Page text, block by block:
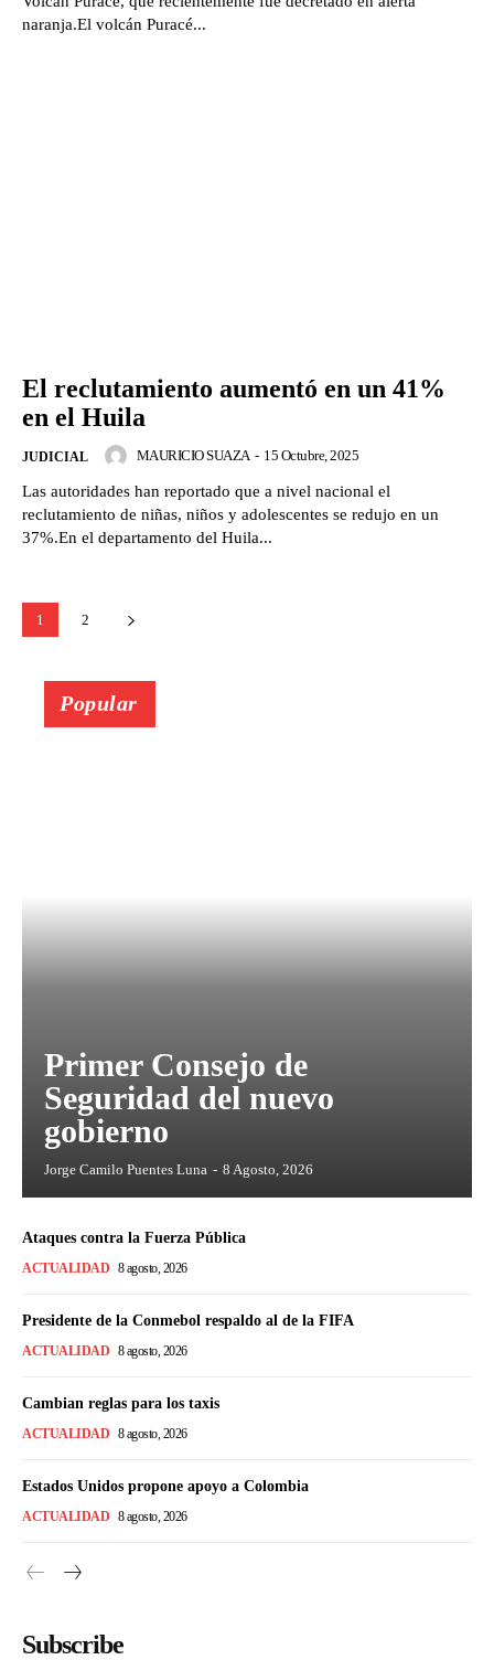
naranja.El volcán Puracé...
El reclutamiento aumentó en un 41%
en el Huila
JUDICIAL MAURICIO SUAZA - 15 Octubre, 2025
Las autoridades han reportado que a nivel nacional el
reclutamiento de niñas, niños y adolescentes se redujo en un
37%.En el departamento del Huila...
1 2
Popular
Primer Consejo de
Seguridad del nuevo
gobierno
Jorge Camilo Puentes Luna - 8 Agosto, 2026
Ataques contra la Fuerza Pública
ACTUALIDAD 8 agosto, 2026
Presidente de la Conmebol respaldo al de la FIFA
ACTUALIDAD 8 agosto, 2026
Cambian reglas para los taxis
ACTUALIDAD 8 agosto, 2026
Estados Unidos propone apoyo a Colombia
ACTUALIDAD 8 agosto, 2026
Subscribe